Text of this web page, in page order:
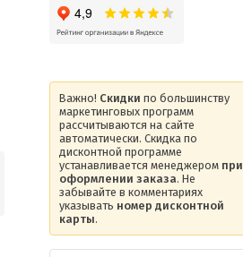
Важно! Скидки по большинству
маркетинговых программ
рассчитываются на сайте
автоматически. Скидка по
дисконтной программе
устанавливается менеджером при
оформлении заказа. Не
забывайте в комментариях
указывать номер дисконтной
карты.